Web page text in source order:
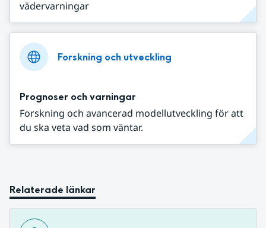
vädervarningar
Forskning och utveckling
Prognoser och varningar
Forskning och avancerad modellutveckling för att
du ska veta vad som väntar.
Relaterade länkar